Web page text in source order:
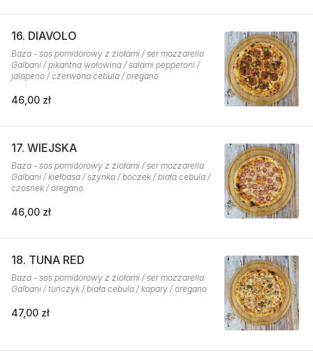
16. DIAVOLO
Baza - sos pomidorowy z ziołami / ser mozzarella
Galbani / pikantna wołowina / salami pepperoni /
jalapeno / czerwona cebula / oregano
46,00 zł
17. WIEJSKA
Baza - sos pomidorowy z ziołami / ser mozzarella
Galbani / kiełbasa / szynka / boczek / biała cebula /
czosnek / oregano
46,00 zł
18. TUNA RED
Baza - sos pomidorowy z ziołami / ser mozzarella
Galbani / tuńczyk / biała cebula / kapary / oregano
47,00 zł